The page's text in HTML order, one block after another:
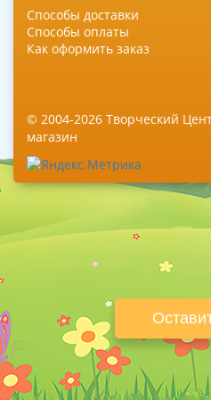
Способы доставки
Способы оплаты
Как оформить заказ
© 2004-2026 Творческий
магазин